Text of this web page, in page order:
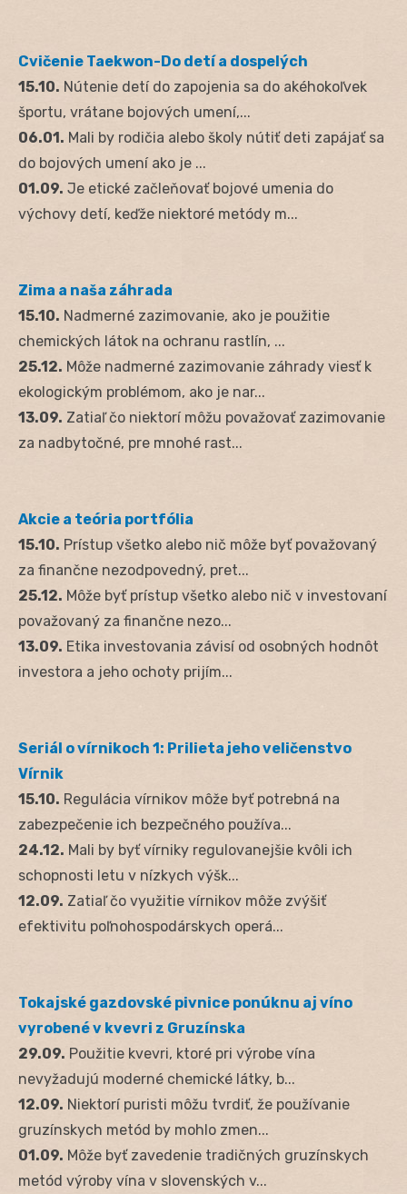
Cvičenie Taekwon-Do detí a dospelých
15.10. Nútenie detí do zapojenia sa do akéhokoľvek
športu, vrátane bojových umení,...
06.01. Mali by rodičia alebo školy nútiť deti zapájať sa
do bojových umení ako je ...
01.09. Je etické začleňovať bojové umenia do
výchovy detí, keďže niektoré metódy m...
Zima a naša záhrada
15.10. Nadmerné zazimovanie, ako je použitie
chemických látok na ochranu rastlín, ...
25.12. Môže nadmerné zazimovanie záhrady viesť k
ekologickým problémom, ako je nar...
13.09. Zatiaľ čo niektorí môžu považovať zazimovanie
za nadbytočné, pre mnohé rast...
Akcie a teória portfólia
15.10. Prístup všetko alebo nič môže byť považovaný
za finančne nezodpovedný, pret...
25.12. Môže byť prístup všetko alebo nič v investovaní
považovaný za finančne nezo...
13.09. Etika investovania závisí od osobných hodnôt
investora a jeho ochoty prijím...
Seriál o vírnikoch 1: Prilieta jeho veličenstvo
Vírnik
15.10. Regulácia vírnikov môže byť potrebná na
zabezpečenie ich bezpečného používa...
24.12. Mali by byť vírniky regulovanejšie kvôli ich
schopnosti letu v nízkych výšk...
12.09. Zatiaľ čo využitie vírnikov môže zvýšiť
efektivitu poľnohospodárskych operá...
Tokajské gazdovské pivnice ponúknu aj víno
vyrobené v kvevri z Gruzínska
29.09. Použitie kvevri, ktoré pri výrobe vína
nevyžadujú moderné chemické látky, b...
12.09. Niektorí puristi môžu tvrdiť, že používanie
gruzínskych metód by mohlo zmen...
01.09. Môže byť zavedenie tradičných gruzínskych
metód výroby vína v slovenských v...